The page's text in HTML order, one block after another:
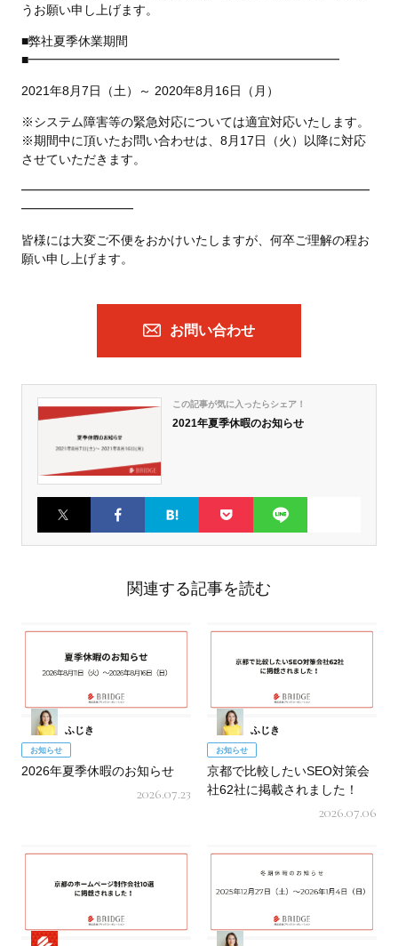
うお願い申し上げます。
■弊社夏季休業期間
■━━━━━━━━━━━━━━━━━━━━━━━━━
2021年8月7日（土）～ 2020年8月16日（月）
※システム障害等の緊急対応については適宜対応いたします。
※期間中に頂いたお問い合わせは、8月17日（火）以降に対応
させていただきます。
━━━━━━━━━━━━━━━━━━━━━━━━━━━━
━━━━━━━━━
皆様には大変ご不便をおかけいたしますが、何卒ご理解の程お
願い申し上げます。
お問い合わせ
この記事が気に入ったらシェア！
2021年夏季休暇のお知らせ
ク
関連する記事を読む
ふじき
お知らせ
2026年夏季休暇のお知らせ
2026.07.23
ふじき
お知らせ
京都で比較したいSEO対策会
社62社に掲載されました！
2026.07.06